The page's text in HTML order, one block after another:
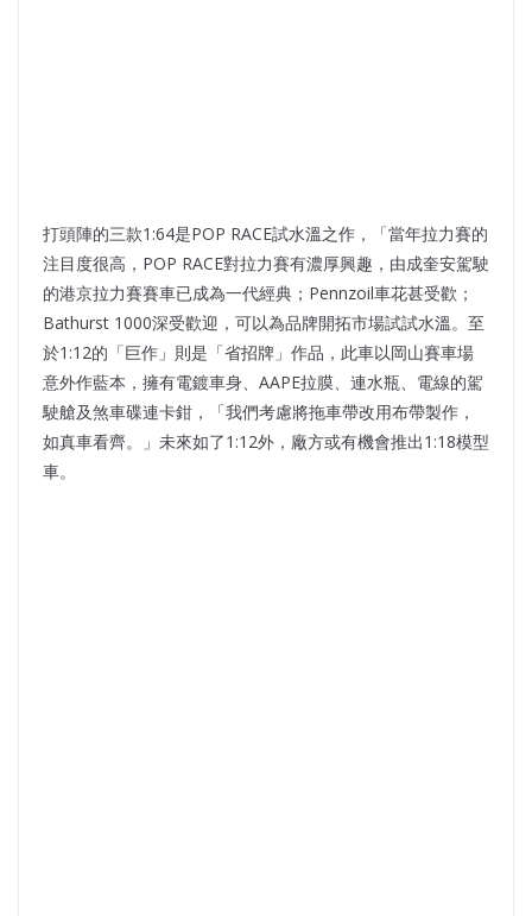
打頭陣的三款1:64是POP RACE試水溫之作，「當年拉力賽的
注目度很高，POP RACE對拉力賽有濃厚興趣，由成奎安駕駛
的港京拉力賽賽車已成為一代經典；Pennzoil車花甚受歡；
Bathurst 1000深受歡迎，可以為品牌開拓市場試試水溫。至
於1:12的「巨作」則是「省招牌」作品，此車以岡山賽車場
意外作藍本，擁有電鍍車身、AAPE拉膜、連水瓶、電線的駕
駛艙及煞車碟連卡鉗，「我們考慮將拖車帶改用布帶製作，
如真車看齊。」未來如了1:12外，廠方或有機會推出1:18模型
車。